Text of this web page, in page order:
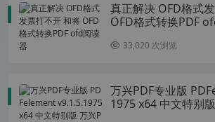
真正解决 OFD格式
OFD格式转换PDF
33,020 次浏览
万兴PDF专业版
1975 x64 中文特别